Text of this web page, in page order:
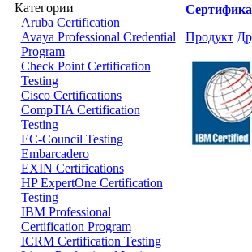
Категории
Aruba Certification
Avaya Professional Credential
Program
Check Point Certification
Testing
Cisco Certifications
CompTIA Certification
Testing
EC-Council Testing
Embarcadero
EXIN Certifications
HP ExpertOne Certification
Testing
IBM Professional
Certification Program
ICRM Certification Testing
Продукт